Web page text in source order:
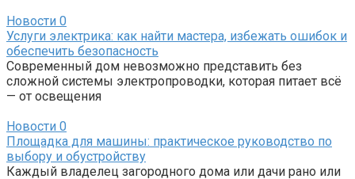
Новости 0
Услуги электрика: как найти мастера, избежать ошибок и
обеспечить безопасность
Современный дом невозможно представить без
сложной системы электропроводки, которая питает всё
— от освещения
Новости 0
Площадка для машины: практическое руководство по
выбору и обустройству
Каждый владелец загородного дома или дачи рано или